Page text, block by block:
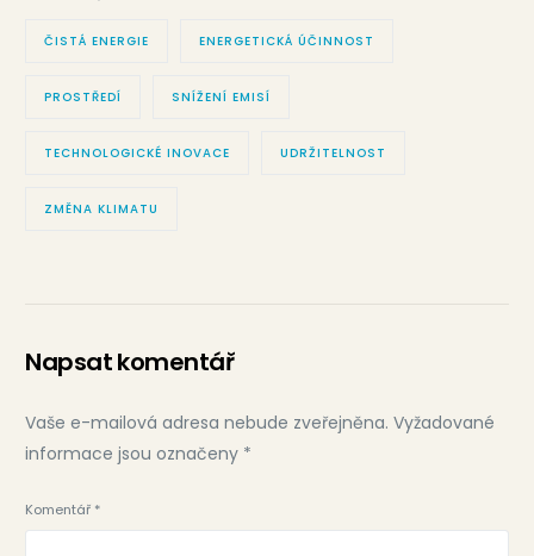
ČISTÁ ENERGIE ENERGETICKÁ ÚČINNOST
PROSTŘEDÍ SNÍŽENÍ EMISÍ
TECHNOLOGICKÉ INOVACE UDRŽITELNOST
ZMĚNA KLIMATU
Napsat komentář
Vaše e-mailová adresa nebude zveřejněna. Vyžadované
informace jsou označeny *
Komentář *